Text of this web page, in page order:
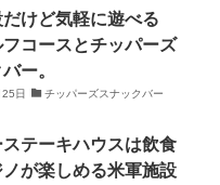
だけど気軽に遊べる
コースとチッパーズ
ー。
日 チッパーズスナックバー
テーキハウスは飲食
が楽しめる米軍施設